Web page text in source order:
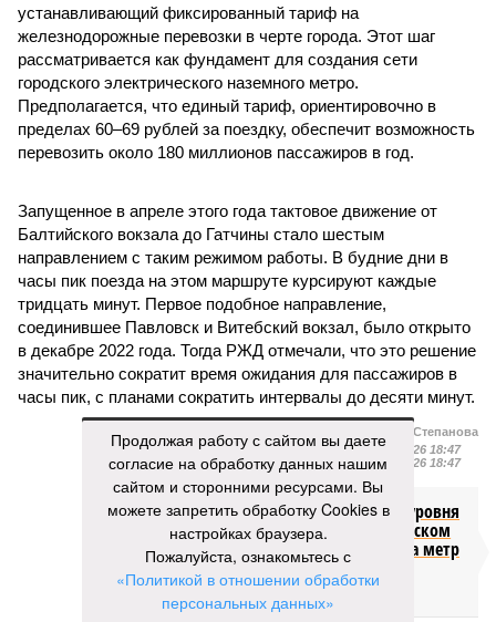
устанавливающий фиксированный тариф на
железнодорожные перевозки в черте города. Этот шаг
рассматривается как фундамент для создания сети
городского электрического наземного метро.
Предполагается, что единый тариф, ориентировочно в
пределах 60–69 рублей за поездку, обеспечит возможность
перевозить около 180 миллионов пассажиров в год.
Запущенное в апреле этого года тактовое движение от
Балтийского вокзала до Гатчины стало шестым
направлением с таким режимом работы. В будние дни в
часы пик поезда на этом маршруте курсируют каждые
тридцать минут. Первое подобное направление,
соединившее Павловск и Витебский вокзал, было открыто
в декабре 2022 года. Тогда РЖД отмечали, что это решение
значительно сократит время ожидания для пассажиров в
часы пик, с планами сократить интервалы до десяти минут.
Екатерина Степанова
Опубликовано:22.07.2026 18:47
Отредактировано:22.07.2026 18:47
Снижение уровня
воды в Ладожском
озере почти на метр
ниже нормы
объяснили
Продолжая работу с сайтом вы даете
согласие на обработку данных нашим
сайтом и сторонними ресурсами. Вы
можете запретить обработку Cookies в
настройках браузера.
Пожалуйста, ознакомьтесь с
«Политикой в отношении обработки
персональных данных»